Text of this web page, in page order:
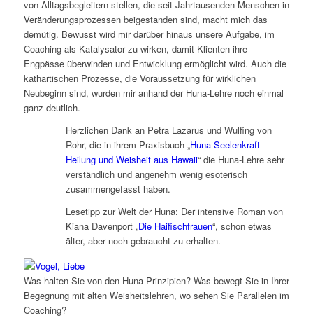
von Alltagsbegleitern stellen, die seit Jahrtausenden Menschen in
Veränderungsprozessen beigestanden sind, macht mich das
demütig. Bewusst wird mir darüber hinaus unsere Aufgabe, im
Coaching als Katalysator zu wirken, damit Klienten ihre
Engpässe überwinden und Entwicklung ermöglicht wird. Auch die
kathartischen Prozesse, die Voraussetzung für wirklichen
Neubeginn sind, wurden mir anhand der Huna-Lehre noch einmal
ganz deutlich.
Herzlichen Dank an Petra Lazarus und Wulfing von
Rohr, die in ihrem Praxisbuch „Huna-Seelenkraft –
Heilung und Weisheit aus Hawaii“ die Huna-Lehre sehr
verständlich und angenehm wenig esoterisch
zusammengefasst haben.
Lesetipp zur Welt der Huna: Der intensive Roman von
Kiana Davenport „Die Haifischfrauen“, schon etwas
älter, aber noch gebraucht zu erhalten.
Was halten Sie von den Huna-Prinzipien? Was bewegt Sie in Ihrer
Begegnung mit alten Weisheitslehren, wo sehen Sie Parallelen im
Coaching?